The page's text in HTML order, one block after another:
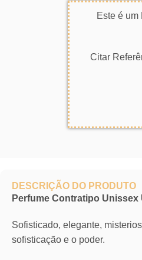
Este é
Citar
DESCRIÇÃO DO PRODUTO
Perfume Contratipo Unissex
Sofisticado, elegante,
sofisticação e o poder.